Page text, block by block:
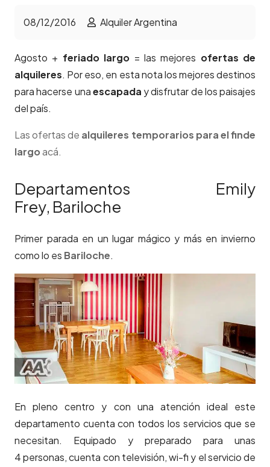
08/12/2016 Alquiler Argentina
Agosto + feriado largo = las mejores ofertas de
alquileres. Por eso, en esta nota los mejores destinos
para hacerse unaescapada y disfrutar de los paisajes
del país.
Las ofertas de alquileres temporarios para el finde
largoacá.
Departamentos Emily
Frey, Bariloche
Primer parada en un lugar mágico y más en invierno
como lo es Bariloche.
En pleno centro y con una atención ideal este
departamento cuenta con todos los servicios que se
necesitan. Equipado y preparado para unas
4 personas, cuenta con televisión, wi-fi y el servicio de